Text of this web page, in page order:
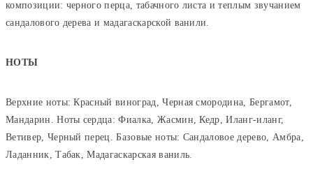
композиции: черного перца, табачного листа и теплым звучанием
сандалового дерева и мадагаскарской ванили.
НОТЫ
Верхние ноты: Красный виноград, Черная смородина, Бергамот,
Мандарин. Ноты сердца: Фиалка, Жасмин, Кедр, Иланг-иланг,
Ветивер, Черный перец. Базовые ноты: Сандаловое дерево, Амбра,
Ладанник, Табак, Мадагаскарская ваниль.